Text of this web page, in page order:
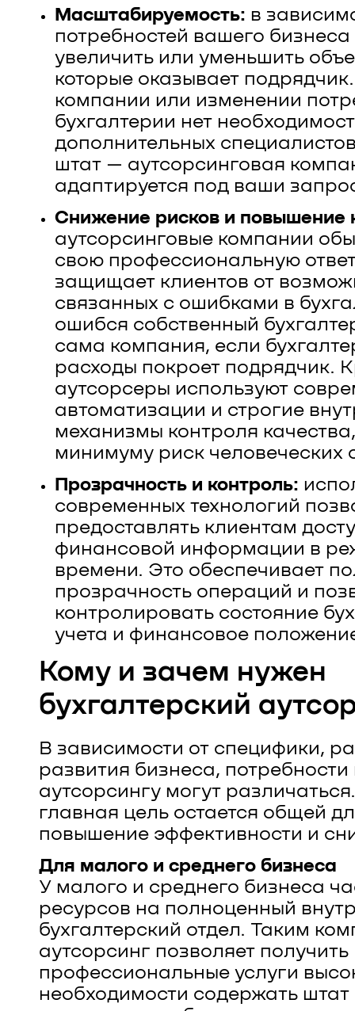
Масштабируемость: в
потребностей вашего
увеличить или уменьшить
которые оказывает
компании или изменении
бухгалтерии нет
дополнительных
штат — аутсорсинговая
адаптируется под ваши
Снижение рисков и повышение
аутсорсинговые компании
свою профессиональную
защищает клиентов от
связанных с ошибками в
ошибся собственный
сама компания, если
расходы покроет подрядчик.
аутсорсеры используют
автоматизации и строгие
механизмы контроля
минимуму риск человеческих
Прозрачность и контроль:
современных технологий
предоставлять клиентам
финансовой информации в
времени. Это обеспечивает
прозрачность операций и
контролировать состояние
учета и финансовое
Кому и зачем нужен
бухгалтерский
В зависимости от специфики,
развития бизнеса,
аутсорсингу могут
главная цель остается общей
повышение эффективности и
Для малого и среднего бизнеса
У малого и среднего бизнеса
ресурсов на полноценный
бухгалтерский отдел. Таким
аутсорсинг позволяет получить
профессиональные услуги
необходимости содержать штат